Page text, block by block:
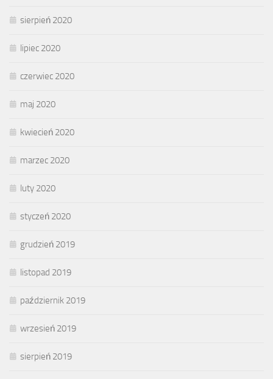
sierpień 2020
lipiec 2020
czerwiec 2020
maj 2020
kwiecień 2020
marzec 2020
luty 2020
styczeń 2020
grudzień 2019
listopad 2019
październik 2019
wrzesień 2019
sierpień 2019